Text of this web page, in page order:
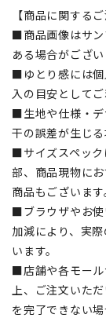
【商品に関するご
■商品画像はサン
ある場合がござ
■ゆとり感には個
入の目安としてご
■生地や仕様・デ
干の誤差が生じ
■サイズスペック
部、商品現物に
商品もございます
■ブラウザやお使
加減により、実
います。
■店舗や各モール
上、ご注文いた
を完了できない